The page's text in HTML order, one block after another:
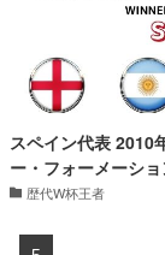
0試合・0得点
28試合・0得点
24試合・6得点
スペイン代表 2010
ー・フォーメーショ
歴代W杯王者